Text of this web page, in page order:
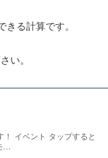
きる計算です。
い。
イベント タップすると
…